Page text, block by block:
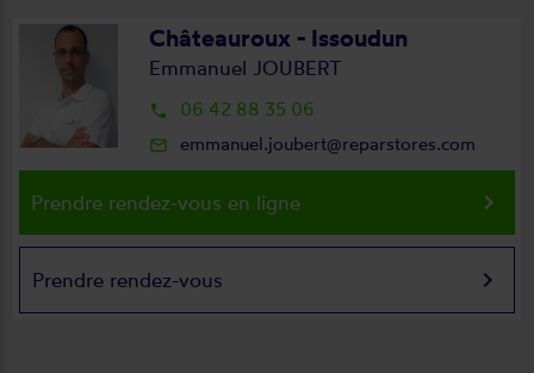
Châteauroux - Issoudun
Emmanuel JOUBERT
local_phone 06 42 88 35 06
mail_outline emmanuel.joubert@reparstores.com
Prendre rendez-vous en ligne keyboard_arrow_right
Prendre rendez-vous keyboard_arrow_right